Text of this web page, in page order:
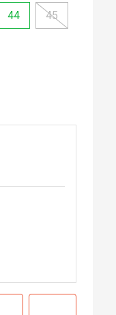
44 45